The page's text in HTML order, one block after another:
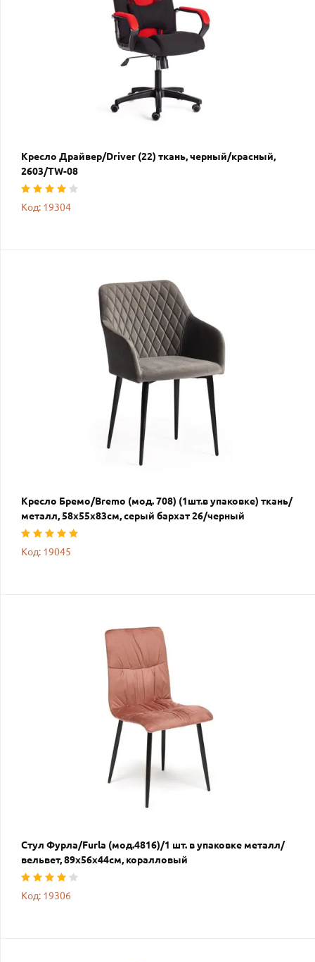
Кресло Драйвер/Driver (22) ткань, черный/красный,
2603/TW-08
Код: 19304
Кресло Бремо/Bremo (мод. 708) (1шт.в упаковке) ткань/
металл, 58х55х83см, серый бархат 26/черный
Код: 19045
Стул Фурла/Furla (мод.4816)/1 шт. в упаковке металл/
вельвет, 89х56х44см, коралловый
Код: 19306